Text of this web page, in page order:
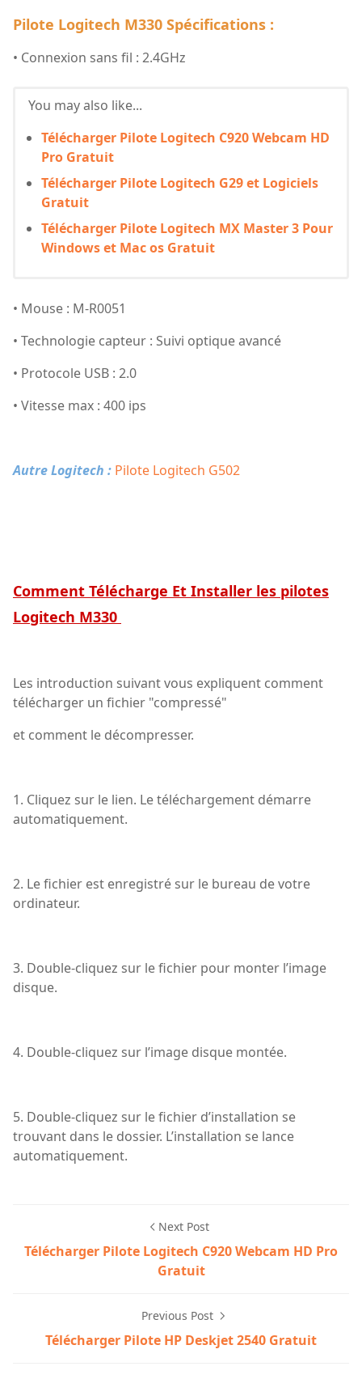
Pilote Logitech M330 Spécifications :
• Connexion sans fil : 2.4GHz
You may also like...
Télécharger Pilote Logitech C920 Webcam HD
Pro Gratuit
Télécharger Pilote Logitech G29 et Logiciels
Gratuit
Télécharger Pilote Logitech MX Master 3 Pour
Windows et Mac os Gratuit
• Mouse : M-R0051
• Technologie capteur : Suivi optique avancé
• Protocole USB : 2.0
• Vitesse max : 400 ips
Autre Logitech : Pilote Logitech G502
Comment Télécharge Et Installer les pilotes
Logitech M330
Les introduction suivant vous expliquent comment
télécharger un fichier "compressé"
et comment le décompresser.
1. Cliquez sur le lien. Le téléchargement démarre
automatiquement.
2. Le fichier est enregistré sur le bureau de votre
ordinateur.
3. Double-cliquez sur le fichier pour monter l’image
disque.
4. Double-cliquez sur l’image disque montée.
5. Double-cliquez sur le fichier d’installation se
trouvant dans le dossier. L’installation se lance
automatiquement.
Next Post
Télécharger Pilote Logitech C920 Webcam HD Pro
Gratuit
Previous Post
Télécharger Pilote HP Deskjet 2540 Gratuit